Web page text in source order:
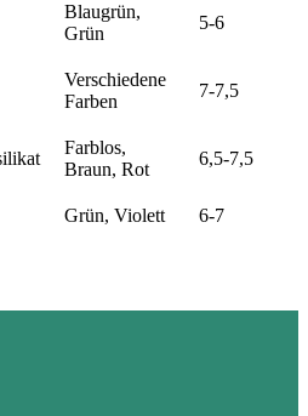
Blaugrün,
Grün
5-6
Verschiedene
Farben
7-7,5
Farblos,
Braun, Rot
6,5-7,5
Grün, Violett 6-7